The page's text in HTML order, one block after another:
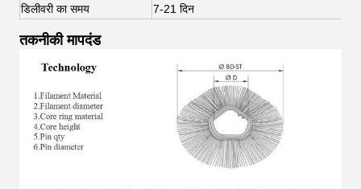
डिलीवरी का समय
7-21 दिन
तकनीकी मापदंड